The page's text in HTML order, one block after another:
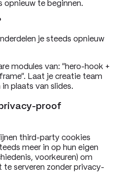
te beginnen.
je steeds opnieuw
modules van: “hero-hook +
Laat je creatie team
plaats van slides.
proof
third-party cookies
meer in op hun eigen
voorkeuren) om
serveren zonder privacy-